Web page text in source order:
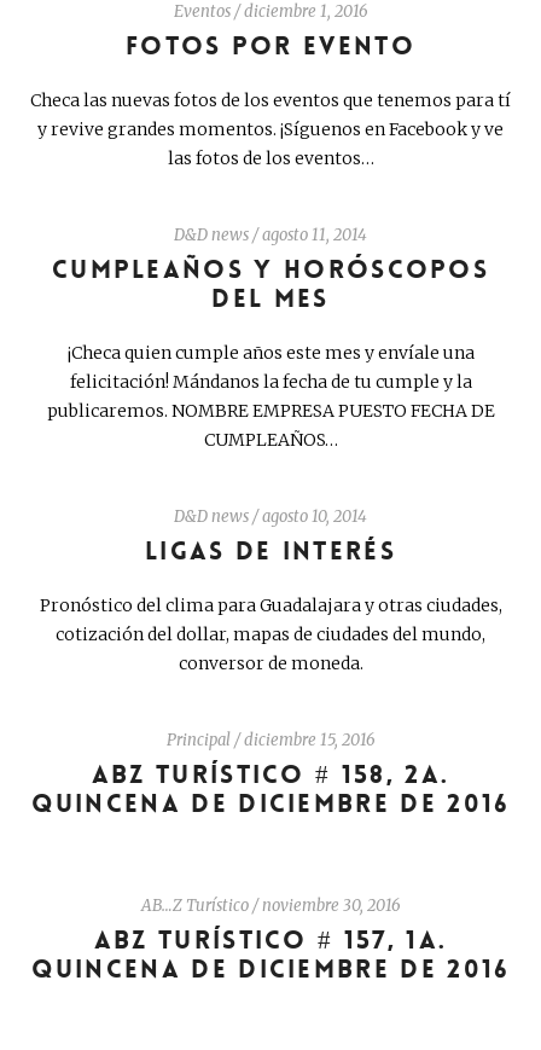
Eventos /diciembre 1, 2016
FOTOS POR EVENTO
Checa las nuevas fotos de los eventos que tenemos para tí
y revive grandes momentos. ¡Síguenos en Facebook y ve
las fotos de los eventos…
D&D news/agosto 11, 2014
CUMPLEAÑOS Y HORÓSCOPOS
DEL MES
¡Checa quien cumple años este mes y envíale una
felicitación! Mándanos la fecha de tu cumple y la
publicaremos. NOMBRE EMPRESA PUESTO FECHA DE
CUMPLEAÑOS…
D&D news/agosto 10, 2014
LIGAS DE INTERÉS
Pronóstico del clima para Guadalajara y otras ciudades,
cotización del dollar, mapas de ciudades del mundo,
conversor de moneda.
Principal /diciembre 15, 2016
ABZ TURÍSTICO # 158, 2A.
QUINCENA DE DICIEMBRE DE 2016
AB…Z Turístico /noviembre 30, 2016
ABZ TURÍSTICO # 157, 1A.
QUINCENA DE DICIEMBRE DE 2016